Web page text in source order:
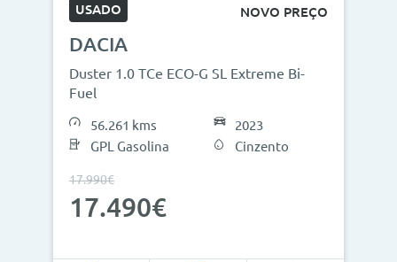
Nº de lugares
Outros critérios
USADO NOVO PREÇO
DACIA
Duster 1.0 TCe ECO-G SL Extreme Bi-
Fuel
56.261 kms
GPL Gasolina
2023
Cinzento
17.990€
17.490€